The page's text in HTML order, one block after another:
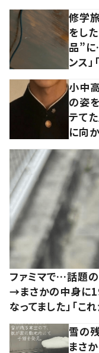
修学
をし
品”に
ンス」
小中
の姿
テて
に向
ファミマで…話題の
→まさかの中身に
なってました」「こ
雪の
まさ